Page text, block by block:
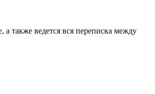
а также ведется вся переписка между